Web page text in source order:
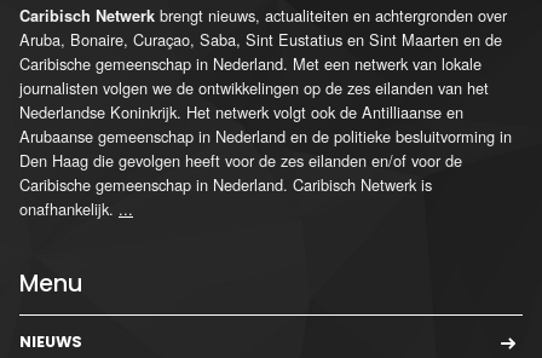
Caribisch Netwerk brengt nieuws, actualiteiten en achtergronden over
Aruba, Bonaire, Curaçao, Saba, Sint Eustatius en Sint Maarten en de
Caribische gemeenschap in Nederland. Met een netwerk van lokale
journalisten volgen we de ontwikkelingen op de zes eilanden van het
Nederlandse Koninkrijk. Het netwerk volgt ook de Antilliaanse en
Arubaanse gemeenschap in Nederland en de politieke besluitvorming in
Den Haag die gevolgen heeft voor de zes eilanden en/of voor de
Caribische gemeenschap in Nederland. Caribisch Netwerk is
onafhankelijk. ...
Menu
NIEUWS